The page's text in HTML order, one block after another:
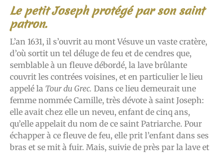
Le petit Joseph protégé par son saint
patron.
L’an 1631, il s’ouvrit au mont Vésuve un vaste cratère,
d’où sortit un tel déluge de feu et de cendres que,
semblable à un fleuve débordé, la lave brûlante
couvrit les contrées voisines, et en particulier le lieu
appelé la Tour du Grec. Dans ce lieu demeurait une
femme nommée Camille, très dévote à saint Joseph:
elle avait chez elle un neveu, enfant de cinq ans,
qu’elle appelait du nom de ce saint Patriarche. Pour
échapper à ce fleuve de feu, elle prit l’enfant dans ses
bras et se mit à fuir. Mais, suivie de près par la lave et